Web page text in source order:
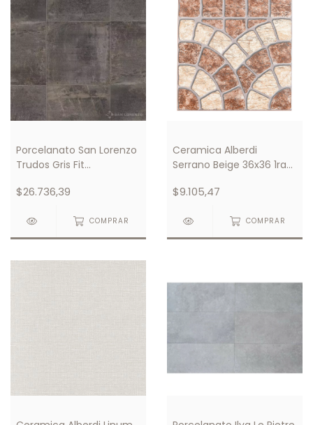
Porcelanato San Lorenzo
Trudos Gris Fit
$26.736,39
COMPRAR
Ceramica Alberdi
Serrano Beige 36x36 1ra
$9.105,47
COMPRAR